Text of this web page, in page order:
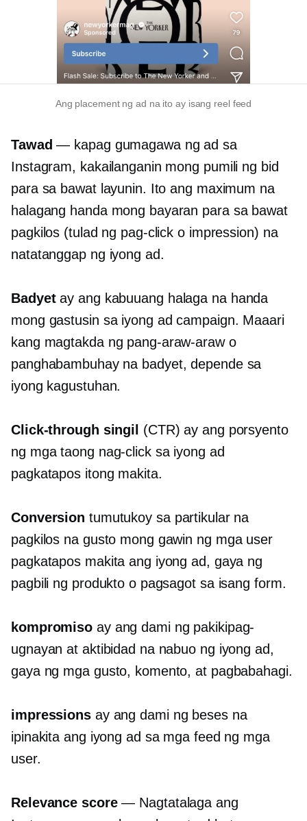
Ang placement ng ad na ito ay isang reel feed
Tawad — kapag gumagawa ng ad sa
Instagram, kakailanganin mong pumili ng bid
para sa bawat layunin. Ito ang maximum na
halagang handa mong bayaran para sa bawat
pagkilos (tulad ng pag-click o impression) na
natatanggap ng iyong ad.
Badyetay ang kabuuang halaga na handa
mong gastusin sa iyong ad campaign. Maaari
kang magtakda ng pang-araw-araw o
panghabambuhay na badyet, depende sa
iyong kagustuhan.
Click-through singil
(CTR) ay ang porsyento
ng mga taong nag-click sa iyong ad
pagkatapos itong makita.
Conversion tumutukoy sa partikular na
pagkilos na gusto mong gawin ng mga user
pagkatapos makita ang iyong ad, gaya ng
pagbili ng produkto o pagsagot sa isang form.
kompromiso ay ang dami ng pakikipag-
ugnayan at aktibidad na nabuo ng iyong ad,
gaya ng mga gusto, komento, at pagbabahagi.
impressionsay ang dami ng beses na
ipinakita ang iyong ad sa mga feed ng mga
user.
Relevance score— Nagtatalaga ang